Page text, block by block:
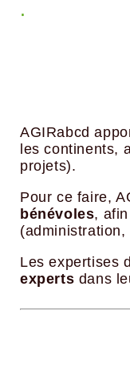
.
AGIRabcd
les continents,
projets).
Pour ce faire,
bénévoles,
Les expertises
experts dans